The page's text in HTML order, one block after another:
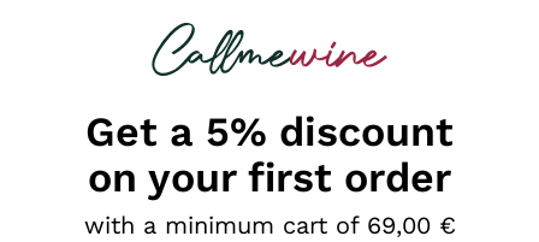
looking for
Get a 5% discount
on your first order
with a minimum cart of 69,00 €